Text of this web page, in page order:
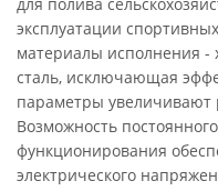
эксплуатации
материалы исполнения
сталь, исключающая
параметры увеличивают
Возможность
функционирования
электрического